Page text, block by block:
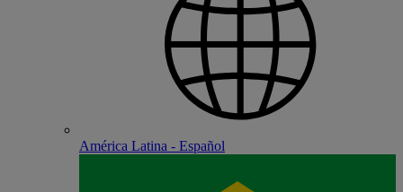
América Latina - Español